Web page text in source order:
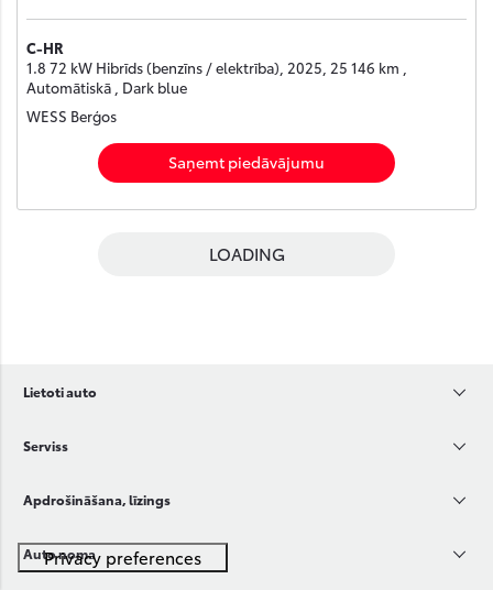
C-HR
1.8 72 kW Hibrīds (benzīns / elektrība), 2025, 25 146 km ,
Automātiskā , Dark blue
WESS Berģos
Saņemt piedāvājumu
LOADING
Lietoti auto
Serviss
Apdrošināšana, līzings
Auto noma